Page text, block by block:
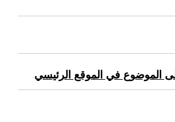
الموضوع في الموقع الرئيسي